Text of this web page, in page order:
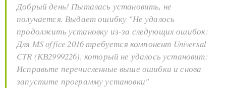
Добрый день! Пыталась установить, не
получается. Выдает ошибку "Не удалось
продолжить установку из-за следующих ошибок:
Для МS office 2016 требуется компонент Universal
CTR (КВ2999226), который не удалось установит:
Исправьте перечисленные выше ошибки и снова
запустите программу установки"